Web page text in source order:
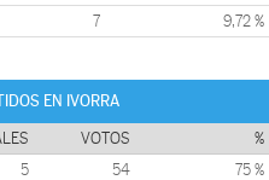
7 9,72 %
EN IVORRA
VOTOS %
5 54 75 %